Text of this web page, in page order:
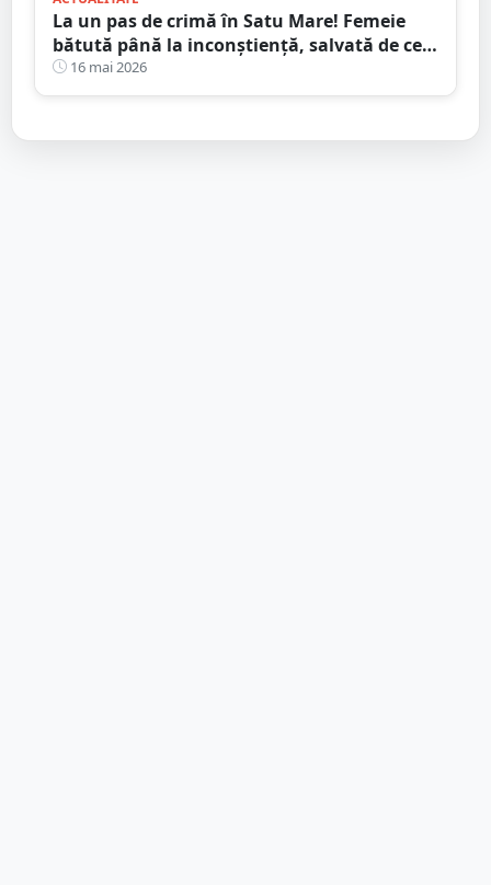
La un pas de crimă în Satu Mare! Femeie
bătută până la inconștiență, salvată de cei
4 copilași
16 mai 2026